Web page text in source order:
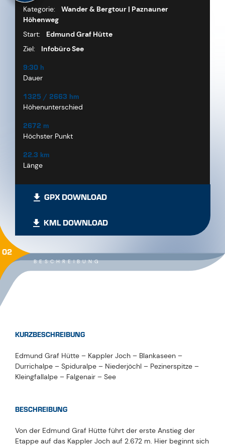
Kategorie:
Wander & Bergtour | Paznauner
Höhenweg
Start:
Edmund Graf Hütte
Ziel:
Infobüro See
9:30 h
Dauer
1325 / 2663 hm
Höhenunterschied
2672 m
Höchster Punkt
22.3 km
Länge
GPX DOWNLOAD
KML DOWNLOAD
BESCHREIBUNG
02
KURZBESCHREIBUNG
Edmund Graf Hütte – Kappler Joch – Blankaseen –
Durrichalpe – Spiduralpe – Niederjöchl – Pezinerspitze –
Kleingfallalpe – Falgenair – See
BESCHREIBUNG
Von der Edmund Graf Hütte führt der erste Anstieg der
Etappe auf das Kappler Joch auf 2.672 m. Hier beginnt sich